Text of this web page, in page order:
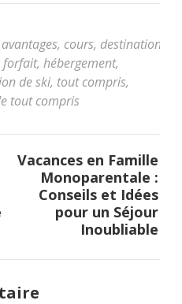
avantages, cours, destination
forfait, hébergement,
de ski, tout compris,
tout compris
Vacances en Famille
Monoparentale :
Conseils et Idées
pour un Séjour
Inoubliable